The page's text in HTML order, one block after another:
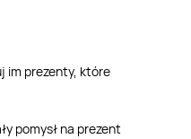
im prezenty, które
pomysł na prezent